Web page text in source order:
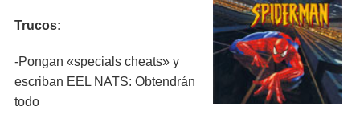
Trucos:
-Pongan «specials cheats» y
escriban EEL NATS: Obtendrán
todo